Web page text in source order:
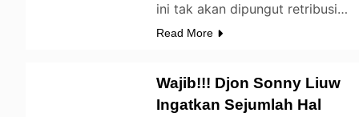
ini tak akan dipungut retribusi…
Read More
Wajib!!! Djon Sonny Liuw
Ingatkan Sejumlah Hal